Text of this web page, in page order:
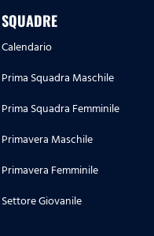
SQUADRE
Calendario
Prima Squadra Maschile
Prima Squadra Femminile
Primavera Maschile
Primavera Femminile
Settore Giovanile